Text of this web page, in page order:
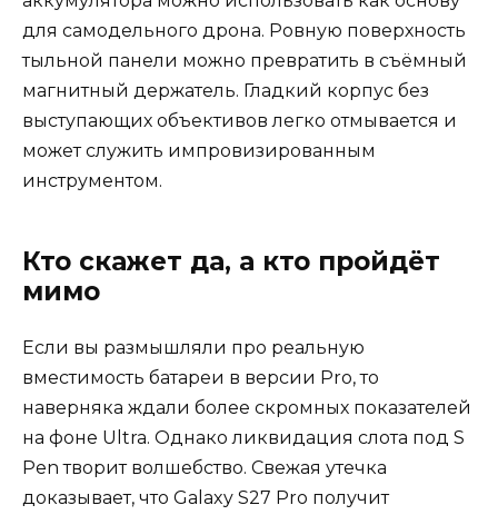
для самодельного дрона. Ровную поверхность
тыльной панели можно превратить в съёмный
магнитный держатель. Гладкий корпус без
выступающих объективов легко отмывается и
может служить импровизированным
инструментом.
Кто скажет да, а кто пройдёт
мимо
Если вы размышляли про реальную
вместимость батареи в версии Pro, то
наверняка ждали более скромных показателей
на фоне Ultra. Однако ликвидация слота под S
Pen творит волшебство. Свежая утечка
доказывает, что Galaxy S27 Pro получит